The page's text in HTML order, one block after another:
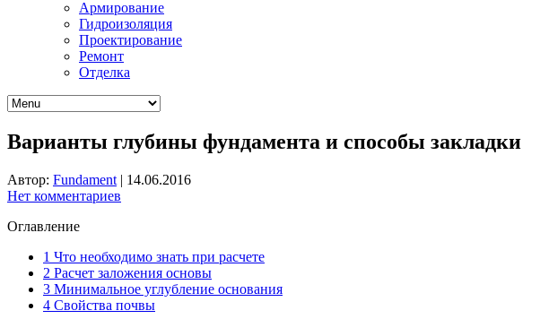
Армирование
Гидроизоляция
Проектирование
Ремонт
Отделка
Варианты глубины фундамента и способы закладки
Автор: Fundament | 14.06.2016
Нет комментариев
Оглавление
1 Что необходимо знать при расчете
2 Расчет заложения основы
3 Минимальное углубление основания
4 Свойства почвы